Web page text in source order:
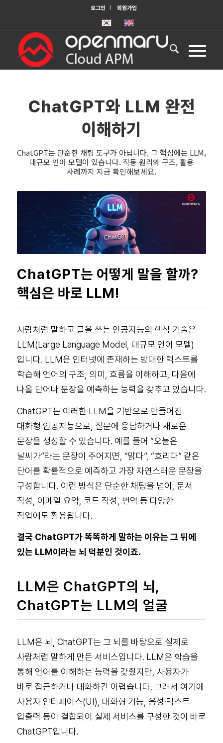
로그인 회원가입
ChatGPT와 LLM 완전
이해하기
ChatGPT는 단순한 채팅 도구가 아닙니다. 그 핵심에는 LLM,
대규모 언어 모델이 있습니다. 작동 원리와 구조, 활용
사례까지 지금 확인해보세요.
ChatGPT는 어떻게 말을 할까?
핵심은 바로 LLM!
사람처럼 말하고 글을 쓰는 인공지능의 핵심 기술은
LLM(Large Language Model, 대규모 언어 모델)
입니다. LLM은 인터넷에 존재하는 방대한 텍스트를
학습해 언어의 구조, 의미, 흐름을 이해하고, 다음에
나올 단어나 문장을 예측하는 능력을 갖추고 있습니다.
ChatGPT는 이러한 LLM을 기반으로 만들어진
대화형 인공지능으로, 질문에 응답하거나 새로운
문장을 생성할 수 있습니다. 예를 들어 “오늘은
날씨가”라는 문장이 주어지면, “맑다”, “흐리다” 같은
단어를 확률적으로 예측하고 가장 자연스러운 문장을
구성합니다. 이런 방식은 단순한 채팅을 넘어, 문서
작성, 이메일 요약, 코드 작성, 번역 등 다양한
작업에도 활용됩니다.
결국 ChatGPT가 똑똑하게 말하는 이유는 그 뒤에
있는 LLM이라는 뇌 덕분인 것이죠.
LLM은 ChatGPT의 뇌,
ChatGPT는 LLM의 얼굴
LLM은 뇌, ChatGPT는 그 뇌를 바탕으로 실제로
사람처럼 말하게 만든 서비스입니다. LLM은 학습을
통해 언어를 이해하는 능력을 갖췄지만, 사용자가
바로 접근하거나 대화하긴 어렵습니다. 그래서 여기에
사용자 인터페이스(UI), 대화형 기능, 음성·텍스트
입출력 등이 결합되어 실제 서비스를 구성한 것이 바로
ChatGPT입니다.